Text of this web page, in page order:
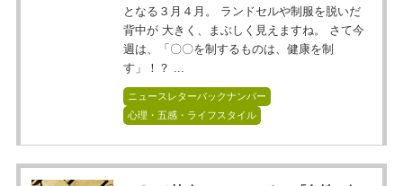
となる３月４月。 ランドセルや制服を脱いだ
背中が 大きく、まぶしく見えますね。 さて今
週は、「〇〇を制するものは、健康を制
す」！？ ...
ニュースレターバックナンバー
心理・五感・ライフスタイル